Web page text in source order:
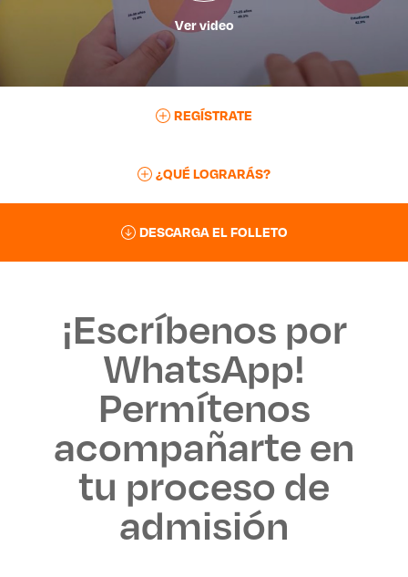
Ver video
REGÍSTRATE
¿QUÉ LOGRARÁS?
DESCARGA EL FOLLETO
¡Escríbenos por
WhatsApp!
Permítenos
acompañarte en
tu proceso de
admisión